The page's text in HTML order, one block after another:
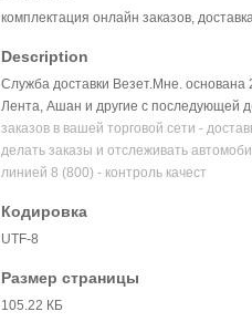
комплектация онлайн заказов,
Description
Служба доставки Везет.Мне. основана
Лента, Ашан и другие с последующей д
заказов в вашей торговой сети -
делать заказы и отслеживать
линией 8 (800) - контроль качест
Кодировка
UTF-8
Размер страницы
105.22 КБ